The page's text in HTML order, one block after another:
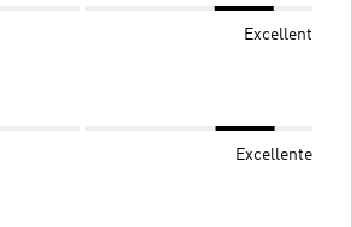
Excellent
Excellente